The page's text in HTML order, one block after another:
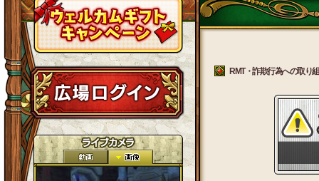
RMT・詐欺行為への取り